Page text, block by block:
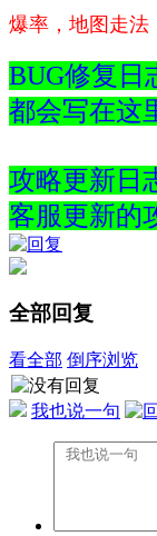
爆率，地图走
BUG修复日
都会写
攻略更新日
客服更新
全部回复
看全部 倒序浏览
我也说一句